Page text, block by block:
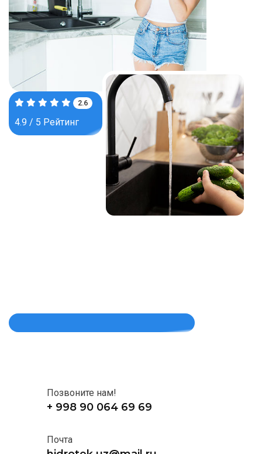
4.0
4.9 / 5 Рейтинг
Позвоните нам!
+ 998 90 064 69 69
Почта